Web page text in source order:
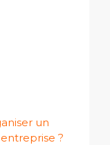
un
?